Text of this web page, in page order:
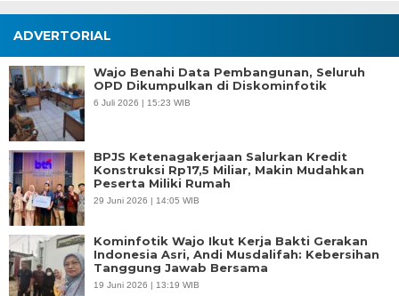
ADVERTORIAL
Wajo Benahi Data Pembangunan, Seluruh
OPD Dikumpulkan di Diskominfotik
6 Juli 2026 | 15:23 WIB
BPJS Ketenagakerjaan Salurkan Kredit
Konstruksi Rp17,5 Miliar, Makin Mudahkan
Peserta Miliki Rumah
29 Juni 2026 | 14:05 WIB
Kominfotik Wajo Ikut Kerja Bakti Gerakan
Indonesia Asri, Andi Musdalifah: Kebersihan
Tanggung Jawab Bersama
19 Juni 2026 | 13:19 WIB